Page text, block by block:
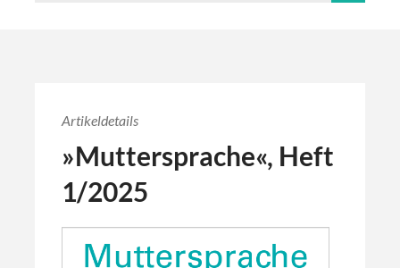
Artikeldetails
»Muttersprache«, Heft
1/2025